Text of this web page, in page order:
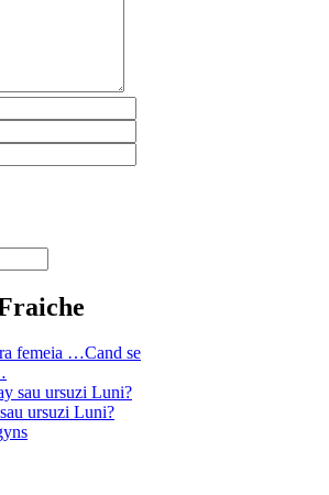
Cand se
ursuzi Luni?